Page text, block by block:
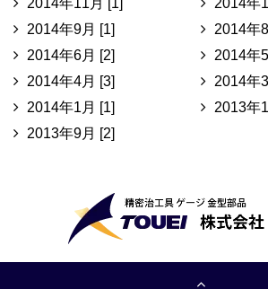
2014年11月 [1]
2014年
2014年9月 [1]
2014年
2014年6月 [2]
2014年
2014年4月 [3]
2014年
2014年1月 [1]
2013年
2013年9月 [2]